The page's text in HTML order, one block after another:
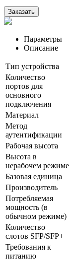
Заказать
Параметры
Описание
Тип устройства
Количество
портов для
основного
подключения
Материал
Метод
аутентификации
Рабочая высота
Высота в
нерабочем режиме
Базовая единица
Производитель
Потребляемая
мощность (в
обычном режиме)
Количество
слотов SFP/SFP+
Требования к
питанию